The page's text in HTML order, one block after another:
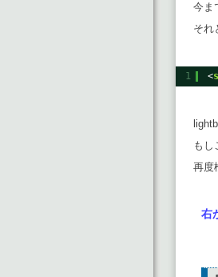
今ま
それ
1 <
もし
再度
右